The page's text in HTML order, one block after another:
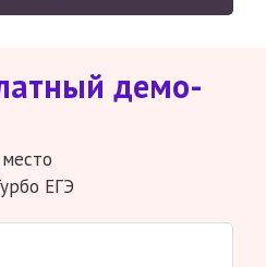
демо-
ЕГЭ